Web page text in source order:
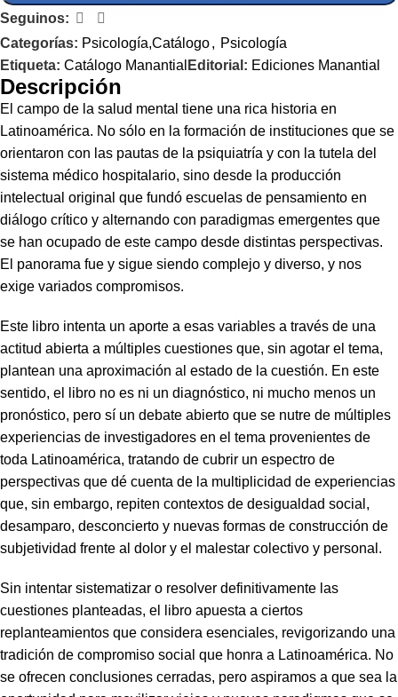
Seguinos:
Categorías: Psicología,Catálogo, Psicología
Etiqueta: Catálogo Manantial Editorial: Ediciones Manantial
Descripción
El campo de la salud mental tiene una rica historia en
Latinoamérica. No sólo en la formación de instituciones que se
orientaron con las pautas de la psiquiatría y con la tutela del
sistema médico hospitalario, sino desde la producción
intelectual original que fundó escuelas de pensamiento en
diálogo crítico y alternando con paradigmas emergentes que
se han ocupado de este campo desde distintas perspectivas.
El panorama fue y sigue siendo complejo y diverso, y nos
exige variados compromisos.
Este libro intenta un aporte a esas variables a través de una
actitud abierta a múltiples cuestiones que, sin agotar el tema,
plantean una aproximación al estado de la cuestión. En este
sentido, el libro no es ni un diagnóstico, ni mucho menos un
pronóstico, pero sí un debate abierto que se nutre de múltiples
experiencias de investigadores en el tema provenientes de
toda Latinoamérica, tratando de cubrir un espectro de
perspectivas que dé cuenta de la multiplicidad de experiencias
que, sin embargo, repiten contextos de desigualdad social,
desamparo, desconcierto y nuevas formas de construcción de
subjetividad frente al dolor y el malestar colectivo y personal.
Sin intentar sistematizar o resolver definitivamente las
cuestiones planteadas, el libro apuesta a ciertos
replanteamientos que considera esenciales, revigorizando una
tradición de compromiso social que honra a Latinoamérica. No
se ofrecen conclusiones cerradas, pero aspiramos a que sea la